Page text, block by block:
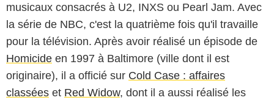
musicaux consacrés à U2, INXS ou Pearl Jam. Avec
la série de NBC, c'est la quatrième fois qu'il travaille
pour la télévision. Après avoir réalisé un épisode de
Homicide en 1997 à Baltimore (ville dont il est
originaire), il a officié sur Cold Case : affaires
classées et Red Widow, dont il a aussi réalisé les